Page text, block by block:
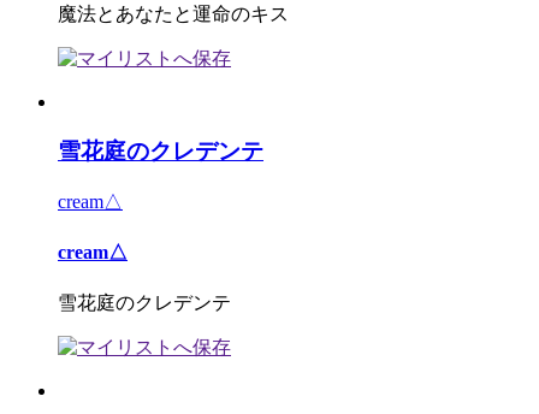
魔法とあなたと運命のキス
雪花庭のクレデンテ
cream△
cream△
雪花庭のクレデンテ